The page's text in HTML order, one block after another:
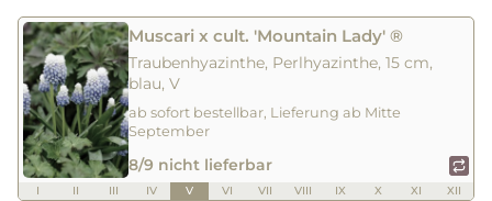
Muscari x cult. 'Mountain Lady' ®
Traubenhyazinthe, Perlhyazinthe, 15 cm,
blau, V
ab sofort bestellbar, Lieferung ab Mitte
September
8/9 nicht lieferbar
I II III IV V VI VII VIII IX X XI XII